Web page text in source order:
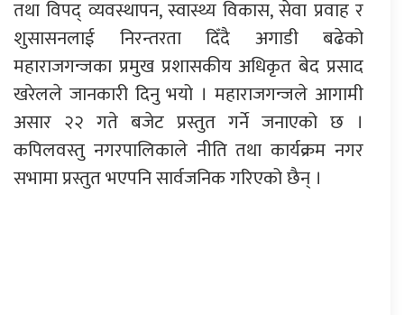
तथा विपद् व्यवस्थापन, स्वास्थ्य विकास, सेवा प्रवाह र
शुसासनलाई निरन्तरता दिँदै अगाडी बढेको
महाराजगन्जका प्रमुख प्रशासकीय अधिकृत बेद प्रसाद
खरेलले जानकारी दिनु भयो । महाराजगन्जले आगामी
असार २२ गते बजेट प्रस्तुत गर्ने जनाएको छ ।
कपिलवस्तु नगरपालिकाले नीति तथा कार्यक्रम नगर
सभामा प्रस्तुत भएपनि सार्वजनिक गरिएको छैन् ।